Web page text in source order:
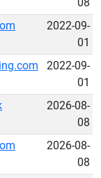
2022-09-
01
2022-09-
01
2026-08-
08
2026-08-
08